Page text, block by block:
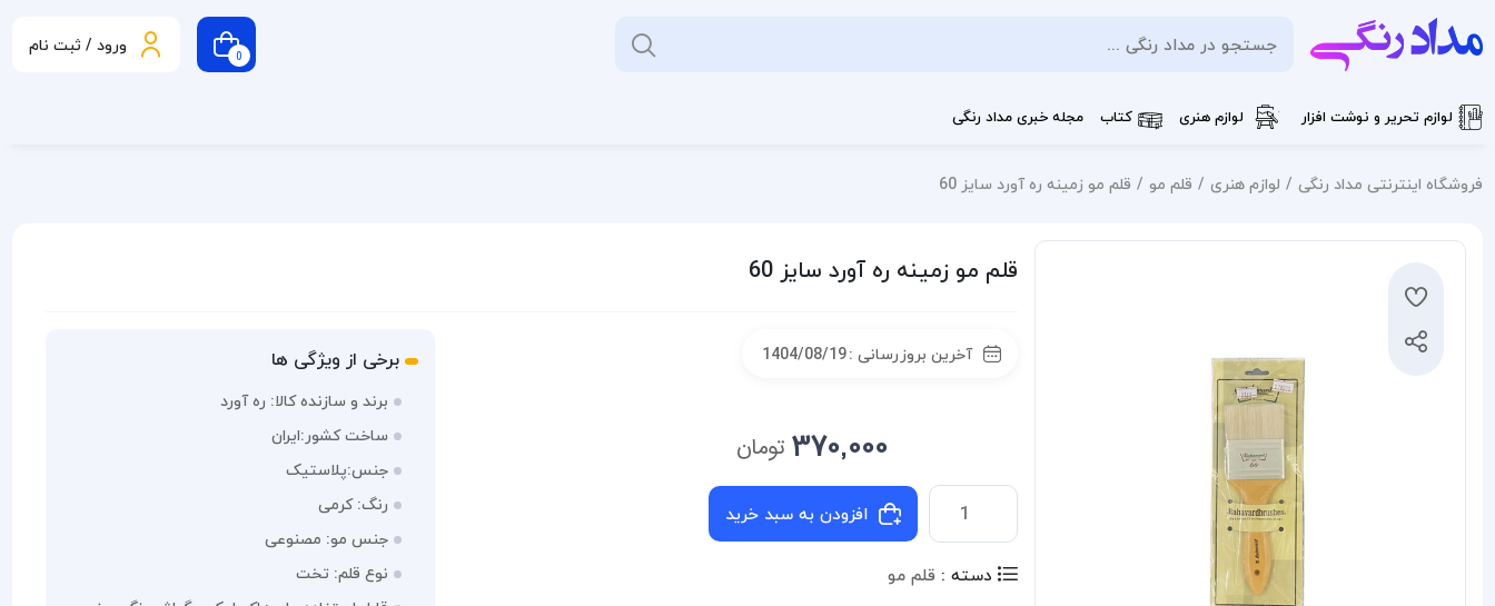
0 ورود / ثبت نام
لوازم تحریر و نوشت افزار لوازم هنری کتاب مجله خبری مداد رنگی
فروشگاه اینترنتی مداد رنگی لوازم هنری قلم مو قلم مو زمینه ره آورد سایز 60
قلم مو زمینه ره آورد سایز 60
آخرین بروزرسانی :1404/08/19
370,000 تومان
افزودن به سبد خرید
دسته : قلم مو
برخی از ویژگی ها
برند و سازنده کالا: ره آورد
ساخت کشور:ایران
جنس:پلاستیک
رنگ: کرمی
جنس مو: مصنوعی
نوع قلم: تخت